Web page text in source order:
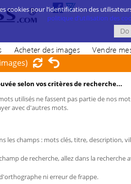
Acheter des images Vendre
selon vos critères de recherche...
utilisés ne fassent pas partie de nos
avec d'autres mots.
les champs : mots clés, titre, description,
de recherche, allez dans la recherche
ni erreur de frappe.
cookies pour l’identification des
politique d’utilisation des